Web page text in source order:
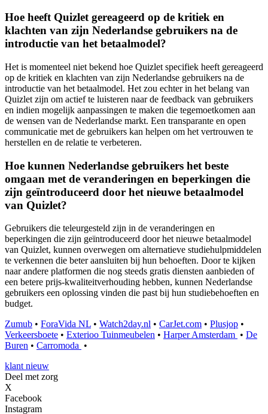
Hoe heeft Quizlet gereageerd op de kritiek en
klachten van zijn Nederlandse gebruikers na de
introductie van het betaalmodel?
Het is momenteel niet bekend hoe Quizlet specifiek heeft gereageerd
op de kritiek en klachten van zijn Nederlandse gebruikers na de
introductie van het betaalmodel. Het zou echter in het belang van
Quizlet zijn om actief te luisteren naar de feedback van gebruikers
en indien mogelijk aanpassingen te maken die tegemoetkomen aan
de wensen van de Nederlandse markt. Een transparante en open
communicatie met de gebruikers kan helpen om het vertrouwen te
herstellen en de relatie te verbeteren.
Hoe kunnen Nederlandse gebruikers het beste
omgaan met de veranderingen en beperkingen die
zijn geïntroduceerd door het nieuwe betaalmodel
van Quizlet?
Gebruikers die teleurgesteld zijn in de veranderingen en
beperkingen die zijn geïntroduceerd door het nieuwe betaalmodel
van Quizlet, kunnen overwegen om alternatieve studiehulpmiddelen
te verkennen die beter aansluiten bij hun behoeften. Door te kijken
naar andere platformen die nog steeds gratis diensten aanbieden of
een betere prijs-kwaliteitverhouding hebben, kunnen Nederlandse
gebruikers een oplossing vinden die past bij hun studiebehoeften en
budget.
Zumub • ForaVida NL • Watch2day.nl • CarJet.com • Plusjop •
Verkeersboete • Exterioo Tuinmeubelen • Harper Amsterdam • De
Buren • Carromoda •
klant nieuw
Deel met zorg
X
Facebook
Instagram